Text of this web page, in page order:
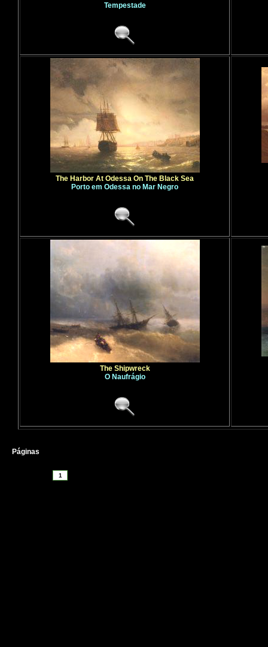
Tempestade
The Harbor At Odessa On The Black Sea
Porto em Odessa no Mar Negro
The Shipwreck
O Naufrágio
Páginas
1